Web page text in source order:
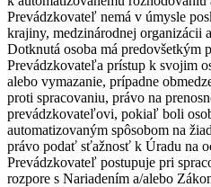
Prevádzkovateľ nemá v úmysle
krajiny, medzinárodnej organizácii
Dotknutá osoba má predovšetkým
Prevádzkovateľa prístup k svojim
alebo vymazanie, prípadne
proti spracovaniu, právo na
prevádzkovateľovi, pokiaľ boli
automatizovaným spôsobom na
právo podať sťažnosť k Úradu na
Prevádzkovateľ postupuje pri
rozpore s Nariadením a/alebo